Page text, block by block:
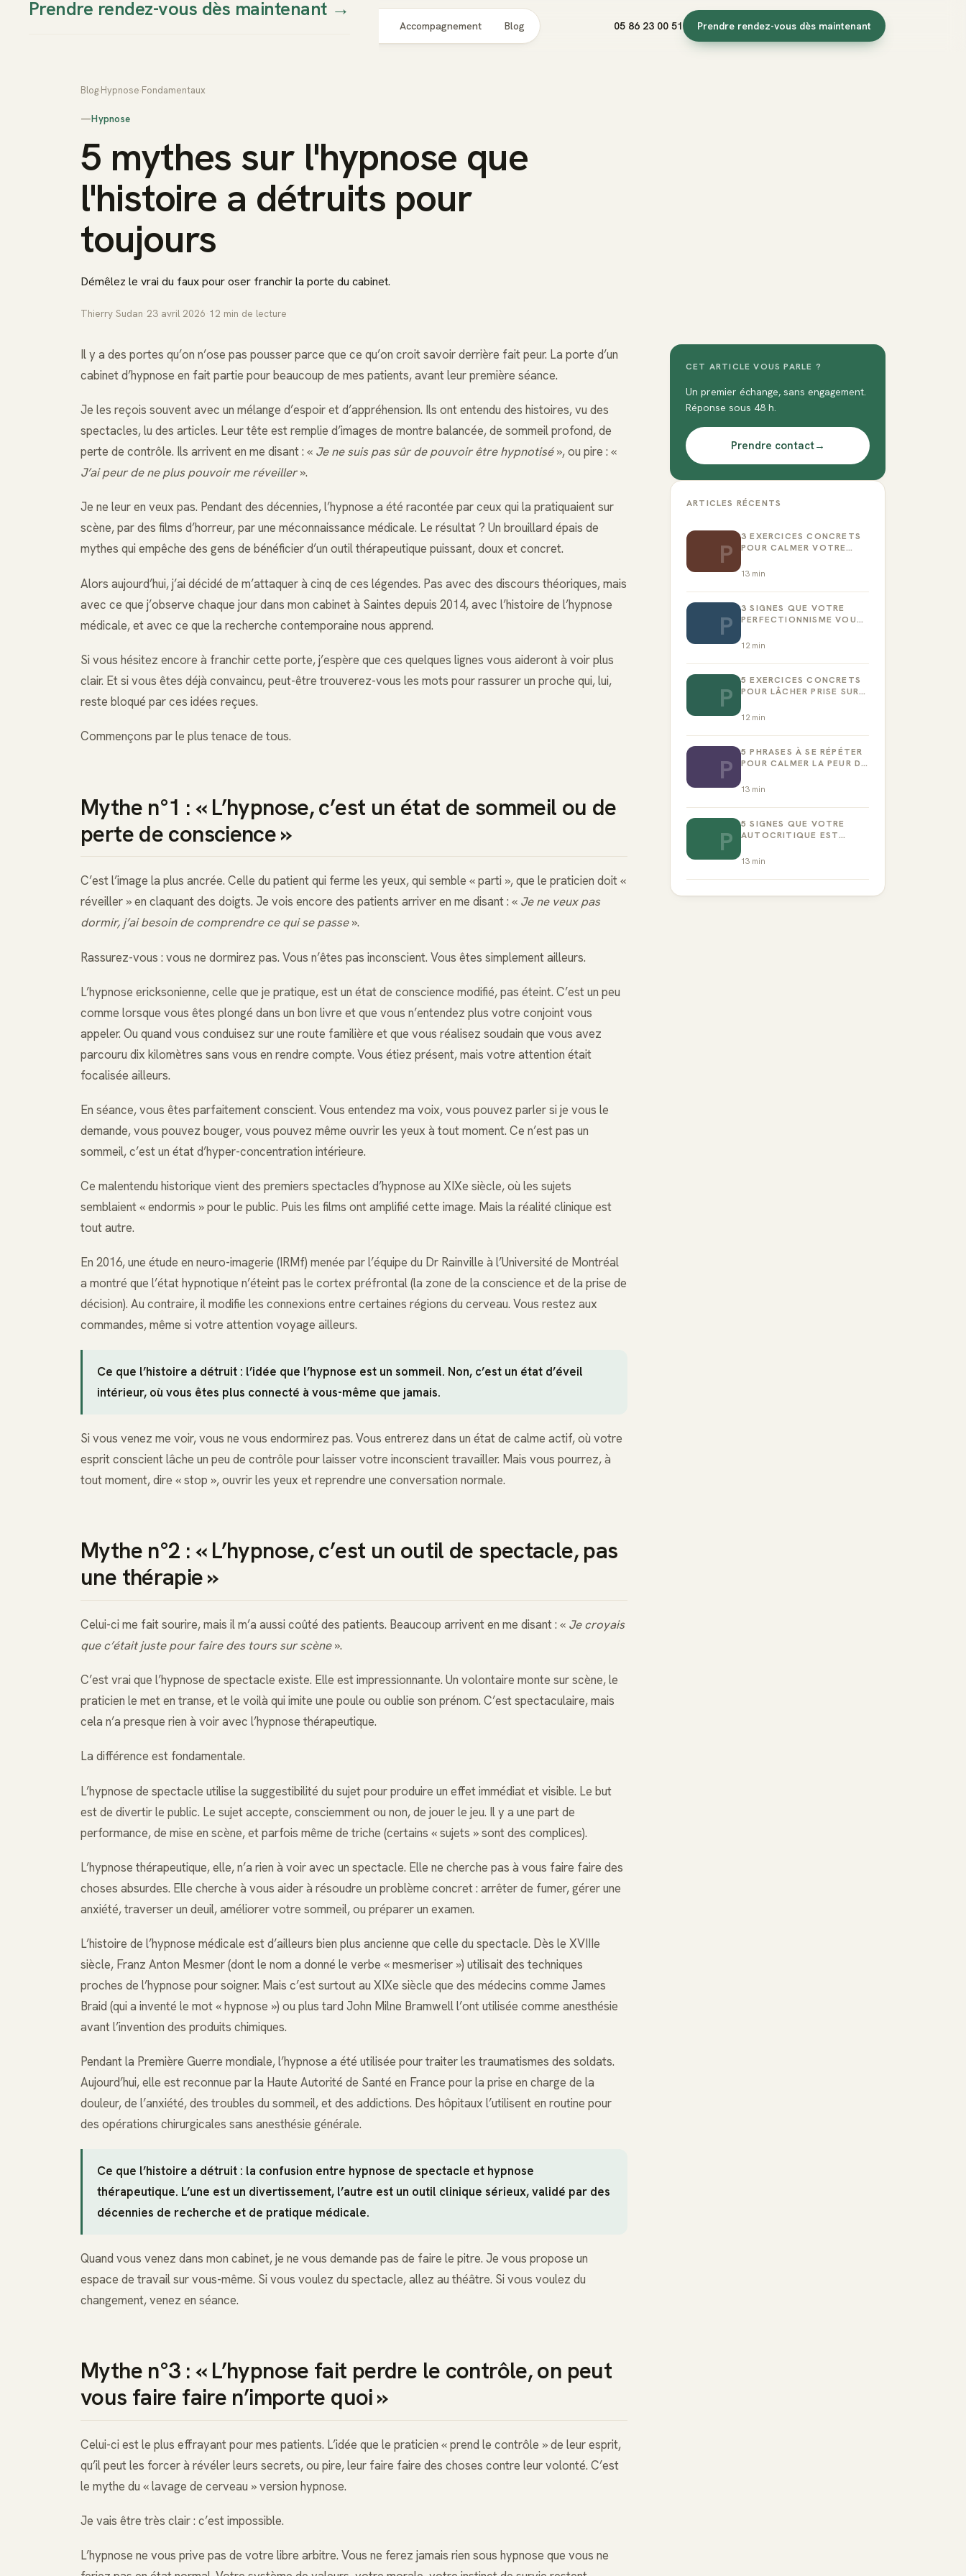
Accompagnement Blog 05 86 23 00 51 Prendre rendez-vous dès maintenant
Prendre rendez-vous dès maintenant→
Blog Hypnose Fondamentaux
—Hypnose
5 mythes sur l'hypnose que
l'histoire a détruits pour
toujours
Démêlez le vrai du faux pour oser franchir la porte du cabinet.
Thierry Sudan 23 avril 2026 12 min de lecture
Il y a des portes qu’on n’ose pas pousser parce que ce qu’on croit savoir derrière fait peur. La porte d’un
cabinet d’hypnose en fait partie pour beaucoup de mes patients, avant leur première séance.
Je les reçois souvent avec un mélange d’espoir et d’appréhension. Ils ont entendu des histoires, vu des
spectacles, lu des articles. Leur tête est remplie d’images de montre balancée, de sommeil profond, de
perte de contrôle. Ils arrivent en me disant : « Je ne suis pas sûr de pouvoir être hypnotisé», ou pire : «
J’ai peur de ne plus pouvoir me réveiller».
Je ne leur en veux pas. Pendant des décennies, l’hypnose a été racontée par ceux qui la pratiquaient sur
scène, par des films d’horreur, par une méconnaissance médicale. Le résultat ? Un brouillard épais de
mythes qui empêche des gens de bénéficier d’un outil thérapeutique puissant, doux et concret.
Alors aujourd’hui, j’ai décidé de m’attaquer à cinq de ces légendes. Pas avec des discours théoriques, mais
avec ce que j’observe chaque jour dans mon cabinet à Saintes depuis 2014, avec l’histoire de l’hypnose
médicale, et avec ce que la recherche contemporaine nous apprend.
Si vous hésitez encore à franchir cette porte, j’espère que ces quelques lignes vous aideront à voir plus
clair. Et si vous êtes déjà convaincu, peut-être trouverez-vous les mots pour rassurer un proche qui, lui,
reste bloqué par ces idées reçues.
Commençons par le plus tenace de tous.
Mythe n°1 : « L’hypnose, c’est un état de sommeil ou de
perte de conscience »
C’est l’image la plus ancrée. Celle du patient qui ferme les yeux, qui semble « parti », que le praticien doit «
réveiller » en claquant des doigts. Je vois encore des patients arriver en me disant : « Je ne veux pas
dormir, j’ai besoin de comprendre ce qui se passe».
Rassurez-vous : vous ne dormirez pas. Vous n’êtes pas inconscient. Vous êtes simplement ailleurs.
L’hypnose ericksonienne, celle que je pratique, est un état de conscience modifié, pas éteint. C’est un peu
comme lorsque vous êtes plongé dans un bon livre et que vous n’entendez plus votre conjoint vous
appeler. Ou quand vous conduisez sur une route familière et que vous réalisez soudain que vous avez
parcouru dix kilomètres sans vous en rendre compte. Vous étiez présent, mais votre attention était
focalisée ailleurs.
En séance, vous êtes parfaitement conscient. Vous entendez ma voix, vous pouvez parler si je vous le
demande, vous pouvez bouger, vous pouvez même ouvrir les yeux à tout moment. Ce n’est pas un
sommeil, c’est un état d’hyper-concentration intérieure.
Ce malentendu historique vient des premiers spectacles d’hypnose au XIXe siècle, où les sujets
semblaient « endormis » pour le public. Puis les films ont amplifié cette image. Mais la réalité clinique est
tout autre.
En 2016, une étude en neuro-imagerie (IRMf) menée par l’équipe du Dr Rainville à l’Université de Montréal
a montré que l’état hypnotique n’éteint pas le cortex préfrontal (la zone de la conscience et de la prise de
décision). Au contraire, il modifie les connexions entre certaines régions du cerveau. Vous restez aux
commandes, même si votre attention voyage ailleurs.
Ce que l’histoire a détruit : l’idée que l’hypnose est un sommeil. Non, c’est un état d’éveil
intérieur, où vous êtes plus connecté à vous-même que jamais.
Si vous venez me voir, vous ne vous endormirez pas. Vous entrerez dans un état de calme actif, où votre
esprit conscient lâche un peu de contrôle pour laisser votre inconscient travailler. Mais vous pourrez, à
tout moment, dire « stop », ouvrir les yeux et reprendre une conversation normale.
Mythe n°2 : « L’hypnose, c’est un outil de spectacle, pas
une thérapie »
Celui-ci me fait sourire, mais il m’a aussi coûté des patients. Beaucoup arrivent en me disant : « Je croyais
que c’était juste pour faire des tours sur scène».
C’est vrai que l’hypnose de spectacle existe. Elle est impressionnante. Un volontaire monte sur scène, le
praticien le met en transe, et le voilà qui imite une poule ou oublie son prénom. C’est spectaculaire, mais
cela n’a presque rien à voir avec l’hypnose thérapeutique.
La différence est fondamentale.
L’hypnose de spectacle utilise la suggestibilité du sujet pour produire un effet immédiat et visible. Le but
est de divertir le public. Le sujet accepte, consciemment ou non, de jouer le jeu. Il y a une part de
performance, de mise en scène, et parfois même de triche (certains « sujets » sont des complices).
L’hypnose thérapeutique, elle, n’a rien à voir avec un spectacle. Elle ne cherche pas à vous faire faire des
choses absurdes. Elle cherche à vous aider à résoudre un problème concret : arrêter de fumer, gérer une
anxiété, traverser un deuil, améliorer votre sommeil, ou préparer un examen.
L’histoire de l’hypnose médicale est d’ailleurs bien plus ancienne que celle du spectacle. Dès le XVIIIe
siècle, Franz Anton Mesmer (dont le nom a donné le verbe « mesmeriser ») utilisait des techniques
proches de l’hypnose pour soigner. Mais c’est surtout au XIXe siècle que des médecins comme James
Braid (qui a inventé le mot « hypnose ») ou plus tard John Milne Bramwell l’ont utilisée comme anesthésie
avant l’invention des produits chimiques.
Pendant la Première Guerre mondiale, l’hypnose a été utilisée pour traiter les traumatismes des soldats.
Aujourd’hui, elle est reconnue par la Haute Autorité de Santé en France pour la prise en charge de la
douleur, de l’anxiété, des troubles du sommeil, et des addictions. Des hôpitaux l’utilisent en routine pour
des opérations chirurgicales sans anesthésie générale.
Ce que l’histoire a détruit : la confusion entre hypnose de spectacle et hypnose
thérapeutique. L’une est un divertissement, l’autre est un outil clinique sérieux, validé par des
décennies de recherche et de pratique médicale.
Quand vous venez dans mon cabinet, je ne vous demande pas de faire le pitre. Je vous propose un
espace de travail sur vous-même. Si vous voulez du spectacle, allez au théâtre. Si vous voulez du
changement, venez en séance.
Mythe n°3 : « L’hypnose fait perdre le contrôle, on peut
vous faire faire n’importe quoi »
Celui-ci est le plus effrayant pour mes patients. L’idée que le praticien « prend le contrôle » de leur esprit,
qu’il peut les forcer à révéler leurs secrets, ou pire, leur faire faire des choses contre leur volonté. C’est
le mythe du « lavage de cerveau » version hypnose.
Je vais être très clair : c’est impossible.
L’hypnose ne vous prive pas de votre libre arbitre. Vous ne ferez jamais rien sous hypnose que vous ne
CET ARTICLE VOUS PARLE ?
Un premier échange, sans engagement.
Réponse sous 48 h.
Prendre contact→
ARTICLES RÉCENTS
P
3 EXERCICES CONCRETS
POUR CALMER VOTRE
13 min
P
3 SIGNES QUE VOTRE
PERFECTIONNISME VOUS
12min
P
5 EXERCICES CONCRETS
POUR LÂCHER PRISE SUR
12min
P
5 PHRASES À SE RÉPÉTER
POUR CALMER LA PEUR DE
13 min
P
5 SIGNES QUE VOTRE
AUTOCRITIQUE EST
13 min